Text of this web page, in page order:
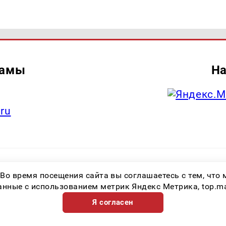
информационной продукции: 16+ Зарегистрировавший орган:
коммуникаций (Роскомнадзор) Регистрационный номер СМИ ЭЛ № ФС
время посещения сайта вы соглашаетесь с тем,
с использованием метрик Яндекс Метрика,
Я согласен